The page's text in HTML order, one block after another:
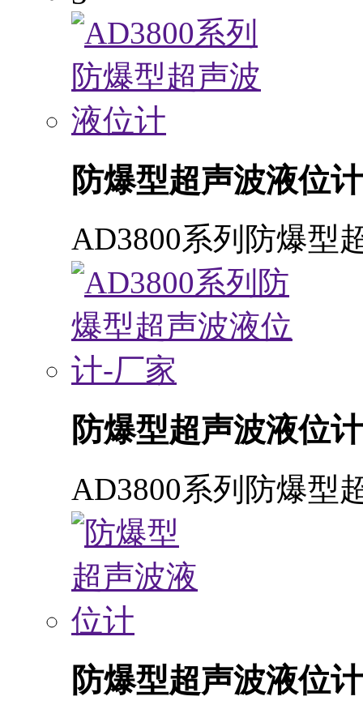
防爆型超声波液位计
AD3800系列防爆型
防爆型超声波液位计
AD3800系列防爆型
防爆型超声波液位计